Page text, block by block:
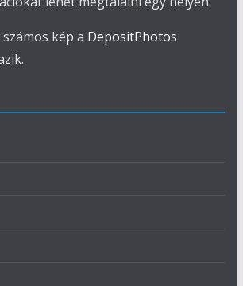
kép a DepositPhotos